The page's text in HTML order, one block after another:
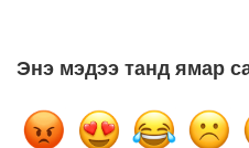
Энэ мэдээ танд ямар